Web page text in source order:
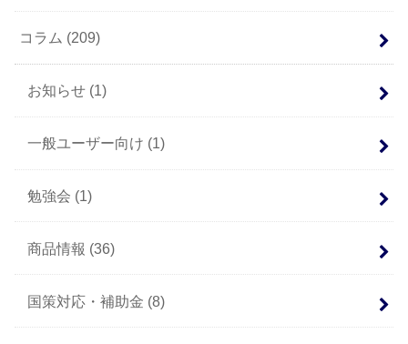
コラム (209)
お知らせ (1)
一般ユーザー向け (1)
勉強会 (1)
商品情報 (36)
国策対応・補助金 (8)